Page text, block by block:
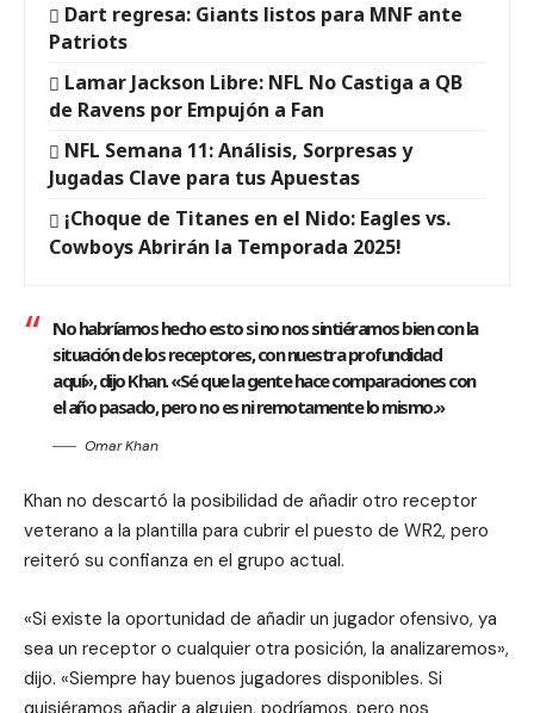
Dart regresa: Giants listos para MNF ante
Patriots
Lamar Jackson Libre: NFL No Castiga a QB
de Ravens por Empujón a Fan
NFL Semana 11: Análisis, Sorpresas y
Jugadas Clave para tus Apuestas
¡Choque de Titanes en el Nido: Eagles vs.
Cowboys Abrirán la Temporada 2025!
No habríamos hecho esto si no nos sintiéramos bien con la
situación de los receptores, con nuestra profundidad
aquí», dijo Khan. «Sé que la gente hace comparaciones con
el año pasado, pero no es ni remotamente lo mismo.»
Omar Khan
Khan no descartó la posibilidad de añadir otro receptor
veterano a la plantilla para cubrir el puesto de WR2, pero
reiteró su confianza en el grupo actual.
«Si existe la oportunidad de añadir un jugador ofensivo, ya
sea un receptor o cualquier otra posición, la analizaremos»,
dijo. «Siempre hay buenos jugadores disponibles. Si
quisiéramos añadir a alguien, podríamos, pero nos